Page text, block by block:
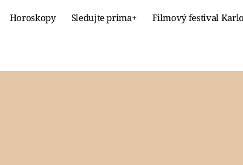
Horoskopy Sledujte prima+ Filmový festival